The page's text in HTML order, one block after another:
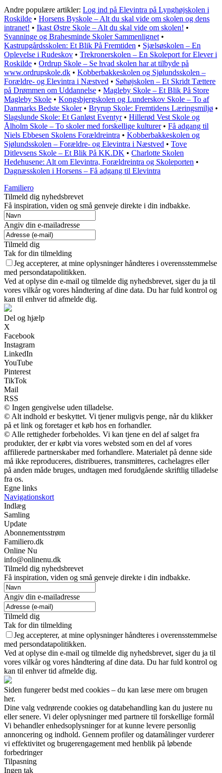
Andre populære artikler: Log ind på Elevintra på Lynghøjskolen i
Roskilde • Horsens Byskole – Alt du skal vide om skolen og dens
intranet! • Ikast Østre Skole – Alt du skal vide om skolen! •
Svanninge og Brahesminde Skoler Sammenlignet •
Kastrupgårdsskolen: Et Blik På Fremtiden • Sjælsøskolen – En
Oplevelse i Rudeskov • Trekronerskolen – En Skoleport for Elever i
Roskilde • Ordrup Skole – Se hvad skolen har at tilbyde på
www.ordrupskole.dk • Kobberbakkeskolen og Sjølundsskolen –
Forældre- og Elevintra i Næstved • Søhøjskolen – Et Skridt Tættere
på Drømmen om Uddannelse • Magleby Skole – Et Blik På Store
Magleby Skole • Kongsbjergskolen og Lunderskov Skole – To af
Danmarks Bedste Skoler• Bryrup Skole: Fremtidens Læringsmiljø •
Slagslunde Skole: Et Ganløst Eventyr• Hillerød Vest Skole og
Ålholm Skole – To skoler med forskellige kulturer• Få adgang til
Niels Ebbesen Skolens Forældreintra • Kobberbakkeskolen og
Sjølundsskolen – Forældre- og Elevintra i Næstved • Tove
Ditlevsens Skole – Et Blik På KK.DK • Charlotte Skolen
Hedehusene: Alt om Elevintra, Forældreintra og Skoleporten •
Dagnæsskolen i Horsens – Få adgang til Elevintra
Familiero
Tilmeld dig nyhedsbrevet
Få inspiration, viden og små genveje direkte i din indbakke.
Angiv din e-mailadresse
Tilmeld dig
Tak for din tilmelding
Jeg accepterer, at mine oplysninger håndteres i overensstemmelse
med persondatapolitikken.
Ved at oplyse din e-mail og tilmelde dig nyhedsbrevet, siger du ja til
vores vilkår og vores håndtering af dine data. Du har fuld kontrol og
kan til enhver tid afmelde dig.
Del og hjælp
X
Facebook
Instagram
LinkedIn
YouTube
Pinterest
TikTok
Mail
RSS
© Ingen gengivelse uden tilladelse.
© Alt indhold er beskyttet. Vi tjener muligvis penge, når du klikker
på et link og foretager et køb hos en forhandler.
© Alle rettigheder forbeholdes. Vi kan tjene en del af salget fra
produkter, der er købt via vores websted som en del af vores
affilierede partnerskaber med forhandlere. Materialet på denne side
må ikke reproduceres, distribueres, transmitteres, cachelagres eller
på anden måde bruges, undtagen med forudgående skriftlig tilladelse
fra os.
Egne links
Navigationskort
Indlæg
Samling
Update
Abonnementsstrøm
Familiero.dk
Online Nu
info@onlinenu.dk
Tilmeld dig nyhedsbrevet
Få inspiration, viden og små genveje direkte i din indbakke.
Angiv din e-mailadresse
Tilmeld dig
Tak for din tilmelding
Jeg accepterer, at mine oplysninger håndteres i overensstemmelse
med persondatapolitikken.
Ved at oplyse din e-mail og tilmelde dig nyhedsbrevet, siger du ja til
vores vilkår og vores håndtering af dine data. Du har fuld kontrol og
kan til enhver tid afmelde dig.
Siden fungerer bedst med cookies – du kan læse mere om brugen
her.
Dine valg vedrørende cookies og databehandling kan du justere nu
eller senere. Vi deler oplysninger med partnere til forskellige formål
Vi behandler enhedsoplysninger for at kunne levere personlig
annoncering og indhold. Gennem profiler og datamålinger vurderer
vi effektivitet og brugerengagement med henblik på løbende
forbedringer
Tilpasning
Ingen tak